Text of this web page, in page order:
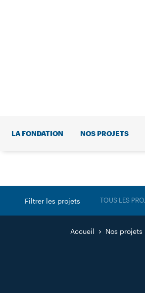
LA FONDATION NOS PROJETS
Filtrer les projets
Accueil Nos projets